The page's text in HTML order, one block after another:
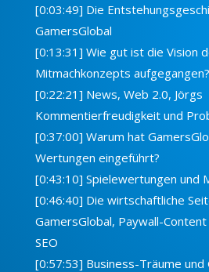
[0:03:49] Die
GamersGlobal
[0:13:31] Wie gut ist die Vision
Mitmachkonzepts aufgegangen?
[0:22:21] News, Web 2.0, Jörgs
Kommentierfreudigkeit und
[0:37:00] Warum hat
Wertungen eingeführt?
[0:43:10] Spielewertungen und
[0:46:40] Die wirtschaftliche
GamersGlobal, Paywall-
SEO
[0:57:53] Business-Träume und